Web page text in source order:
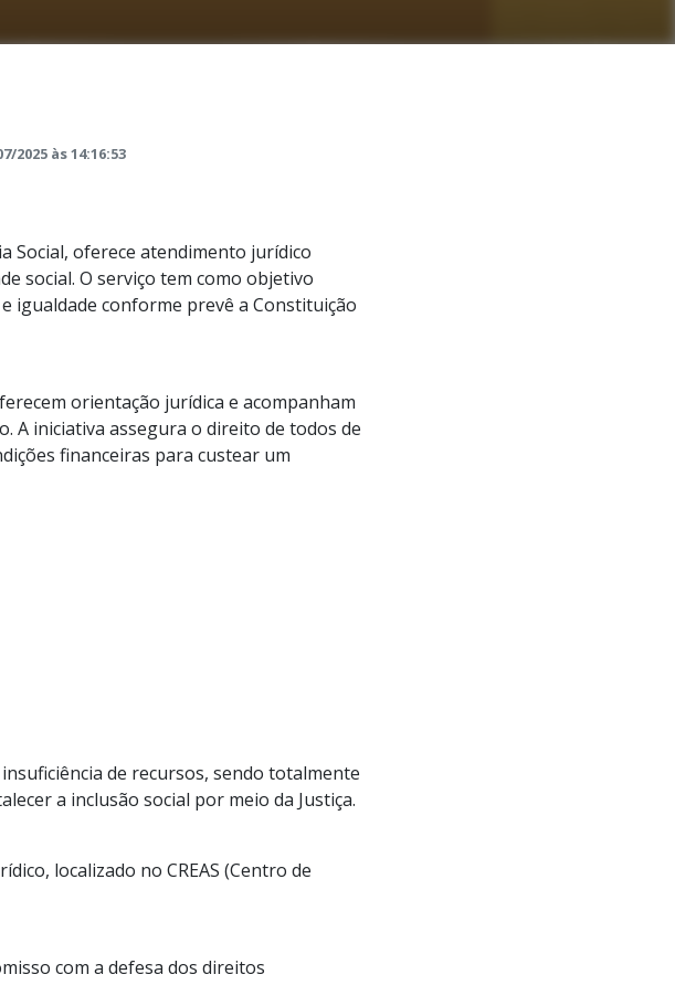
às 14:16:53
Social, oferece atendimento jurídico
social. O serviço tem como objetivo
igualdade conforme prevê a Constituição
orientação jurídica e acompanham
A iniciativa assegura o direito de todos de
financeiras para custear um
de recursos, sendo totalmente
a inclusão social por meio da Justiça.
localizado no CREAS (Centro de
com a defesa dos direitos